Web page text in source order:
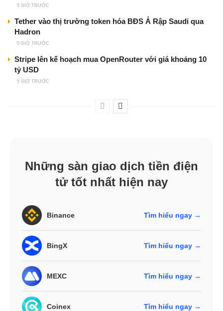
5 GIỜ TRƯỚC
Tether vào thị trường token hóa BĐS Ả Rập Saudi qua
Hadron
5 GIỜ TRƯỚC
Stripe lên kế hoạch mua OpenRouter với giá khoảng 10
tỷ USD
5 GIỜ TRƯỚC
Những sàn giao dịch tiền điện
tử tốt nhất hiện nay
Binance Tìm hiểu ngay →
BingX Tìm hiểu ngay →
MEXC Tìm hiểu ngay →
Coinex Tìm hiểu ngay →